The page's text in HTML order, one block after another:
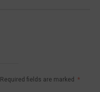
Required fields are marked *